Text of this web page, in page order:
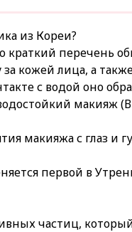
из Кореи?
перечень
кожей лица, а
с водой оно
макияж
макияжа с глаз и
первой в
частиц,